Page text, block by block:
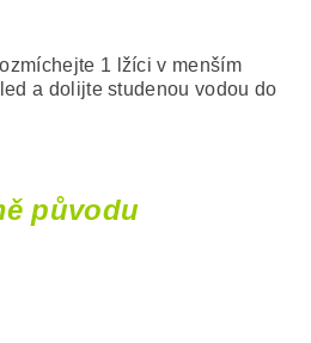
1 lžíci v menším
a dolijte studenou vodou do
původu